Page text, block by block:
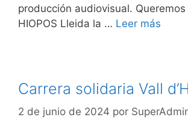
producción audiovisual.
HIOPOS Lleida la … Leer más
Carrera solidaria Vall
2 de junio de 2024 por